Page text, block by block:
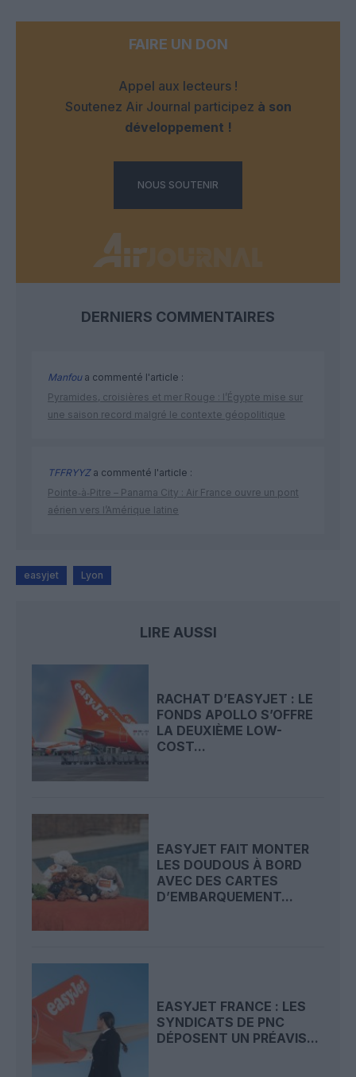
FAIRE UN DON
Appel aux lecteurs !
Soutenez Air Journal participez à son
développement !
NOUS SOUTENIR
DERNIERS COMMENTAIRES
Manfoua commenté l'article :
Pyramides, croisières et mer Rouge : l’Égypte mise sur
une saison record malgré le contexte géopolitique
TFFRYYZa commenté l'article :
Pointe‑à‑Pitre – Panama City : Air France ouvre un pont
aérien vers l’Amérique latine
easyjet Lyon
LIRE AUSSI
RACHAT D’EASYJET : LE
FONDS APOLLO S’OFFRE
LA DEUXIÈME LOW-
COST...
EASYJET FAIT MONTER
LES DOUDOUS À BORD
AVEC DES CARTES
D’EMBARQUEMENT...
EASYJET FRANCE : LES
SYNDICATS DE PNC
DÉPOSENT UN PRÉAVIS...